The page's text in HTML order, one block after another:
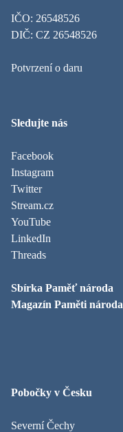
IČO: 26548526
DIČ: CZ 26548526
Potvrzení o daru
Sledujte nás
Facebook
Instagram
Twitter
Stream.cz
YouTube
LinkedIn
Threads
Sbírka Paměť národa
Magazín Paměti národa
Pobočky v Česku
Severní Čechy